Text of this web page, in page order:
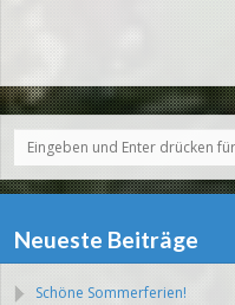
Neueste Beiträge
Schöne Sommerferien!